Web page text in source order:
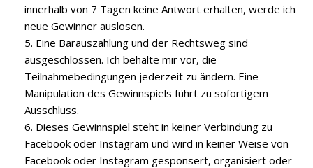
innerhalb von 7 Tagen keine Antwort erhalten, werde ich
neue Gewinner auslosen.
Eine Barauszahlung und der Rechtsweg sind
ausgeschlossen. Ich behalte mir vor, die
Teilnahmebedingungen jederzeit zu ändern. Eine
Manipulation des Gewinnspiels führt zu sofortigem
Ausschluss.
Dieses Gewinnspiel steht in keiner Verbindung zu
Facebook oder Instagram und wird in keiner Weise von
Facebook oder Instagram gesponsert, organisiert oder